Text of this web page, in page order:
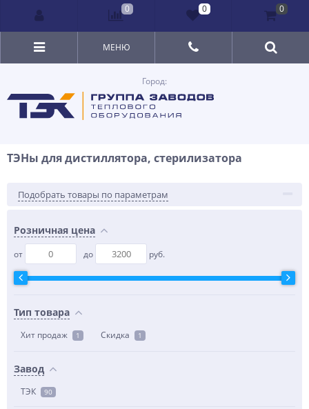
Город:
МЕНЮ
ТЭНы для дистиллятора, стерилизатора
Подобрать товары по параметрам
Розничная цена
от до руб.
Тип товара
Хит продаж 1 Скидка 1
Завод
ТЭК 90
0 0 0